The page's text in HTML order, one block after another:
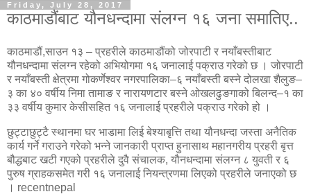
Friday, July 28, 2017
काठमाडौंबाट यौनधन्दामा संलग्न १६ जना समातिए..
काठमाडौं,साउन १३ – प्रहरीले काठमाडौंको जोरपाटी र नयाँबस्तीबाट
यौनधन्दामा संलग्न रहेको अभियोगमा १६ जनालाई पक्राउ गरेको छ । जोरपाटी
र नयाँबस्ती क्षेत्रमा गोकर्णेश्वर नगरपालिका–६ नयाँबस्ती बस्ने दोलखा शैलुङ–
३ का ४० वर्षीय निमा तामाङ र नारायणटार बस्ने ओखलढुङगाको बिलन्द–१ का
३३ वर्षीय कुमार केसीसहित १६ जनालाई प्रहरीले पक्राउ गरेको हो ।
छुट्टाछुट्टै स्थानमा घर भाडामा लिई बेश्याबृत्ति तथा यौनधन्दा जस्ता अनैतिक
कार्य गर्ने गराउने गरेको भन्ने जानकारी प्राप्त हुनासाथ महानगरीय प्रहरी बृत्त
बौद्धबाट खटी गएको प्रहरीले दुवै संचालक, यौनधन्दामा संलग्न ८ युवती र ६
पुरुष ग्राहकसमेत गरी १६ जनालाई नियन्त्रणमा लिएको प्रहरीले जनाएको छ
। recentnepal